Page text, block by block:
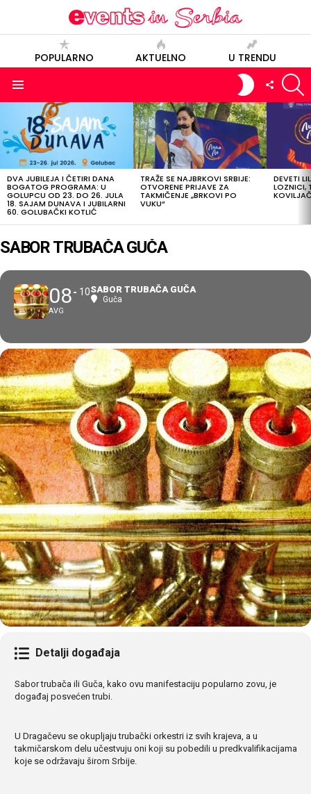
POPULARNO AKTUELNO U TRENDU
SWITCH
SKIN
FOLLOW
US
POSLEDNJE
OBJAVE
DVA JUBILEJA I ČETIRI DANA
BOGATOG PROGRAMA: U
GOLUPCU OD 23. DO 26. JULA
18. SAJAM DUNAVA I JUBILARNI
60. GOLUBAČKI KOTLIĆ
TRAŽE SE NAJBRKOVI SRBIJE:
OTVORENE PRIJAVE ZA
TAKMIČENJE „BRKOVI PO
VUKU“
DEVETI
LOZNICI,
SABOR TRUBAČA GUČA
08
AVG
10SABOR TRUBAČA GUČA
Guča
Detalji događaja
Sabor trubača ili Guča, kako ovu manifestaciju popularno zovu, je
događaj posvećen trubi.
U Dragačevu se okupljaju trubački orkestri iz svih krajeva, a u
takmičarskom delu učestvuju oni koji su pobedili u predkvalifikacijama
koje se održavaju širom Srbije.